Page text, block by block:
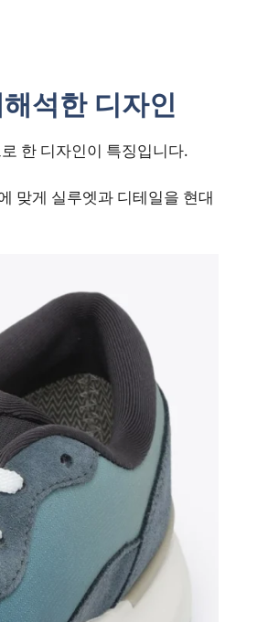
석한 디자인
한 디자인이 특징입니다.
맞게 실루엣과 디테일을 현대